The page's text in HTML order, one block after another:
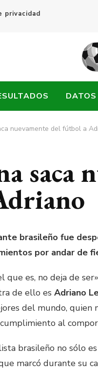
privacidad
nuevamente del fútbol a
saca
brasileño fue
por andar de
que es, no deja de
de ello es Adriano
del mundo, quien
al
brasileño no sólo
marcó durante su